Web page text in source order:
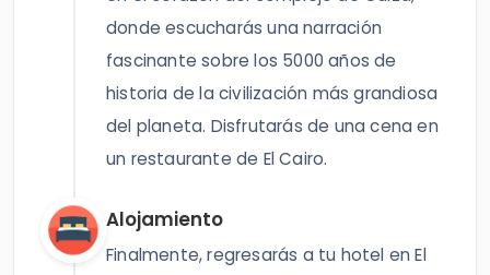
donde escucharás una narración
fascinante sobre los 5000 años de
historia de la civilización más grandiosa
del planeta. Disfrutarás de una cena en
un restaurante de El Cairo.
Alojamiento
Finalmente, regresarás a tu hotel en El